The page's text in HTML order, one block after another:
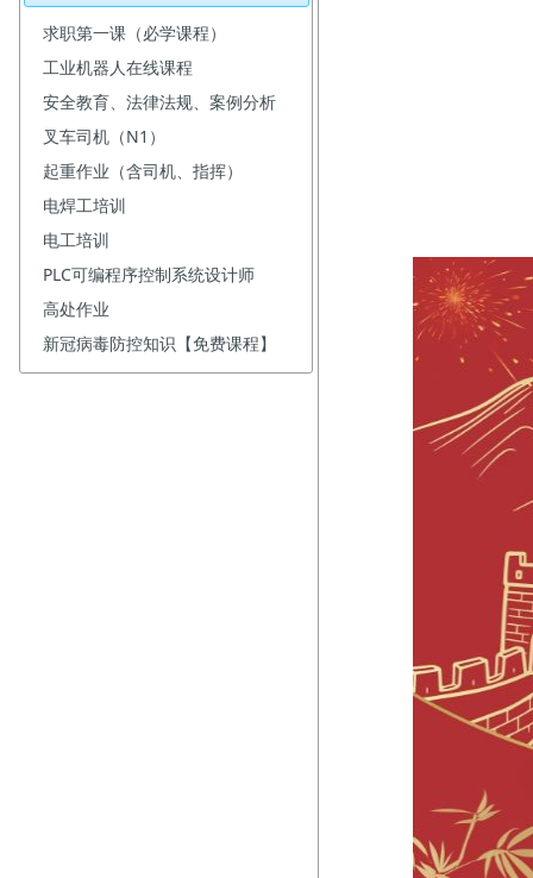
求职第一课（必学课程）
工业机器人在线课程
安全教育、法律法规、案例分析
叉车司机（N1）
起重作业（含司机、指挥）
电焊工培训
电工培训
PLC可编程序控制系统设计师
高处作业
新冠病毒防控知识【免费课程】